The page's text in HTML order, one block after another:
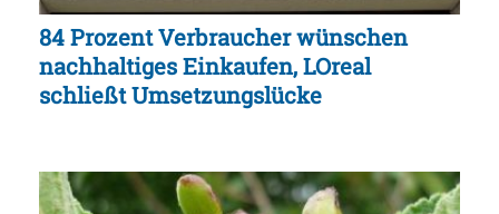
84 Prozent Verbraucher wünschen
nachhaltiges Einkaufen, LOreal
schließt Umsetzungslücke